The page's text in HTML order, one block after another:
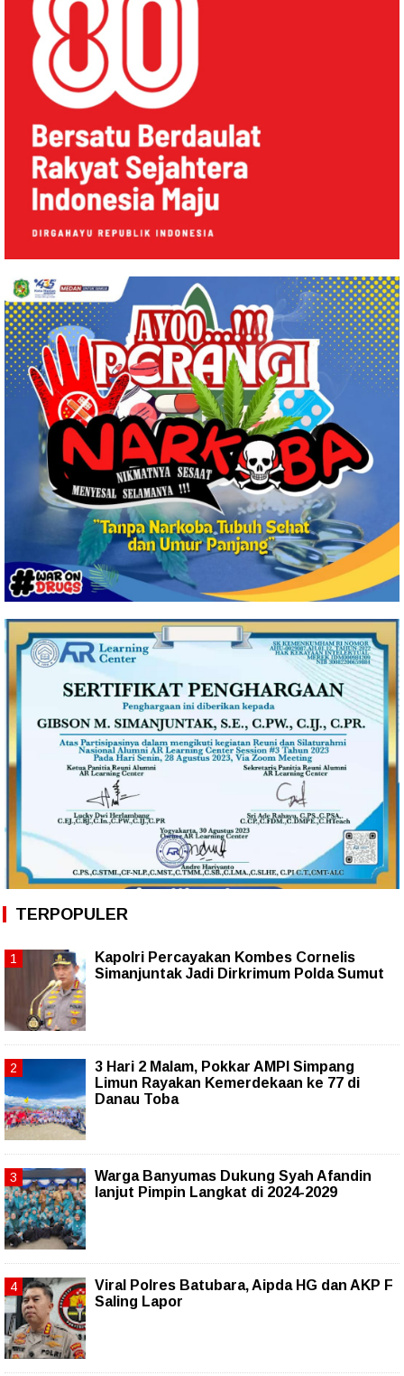
TERPOPULER
Kapolri Percayakan Kombes Cornelis
Simanjuntak Jadi Dirkrimum Polda Sumut
3 Hari 2 Malam, Pokkar AMPI Simpang
Limun Rayakan Kemerdekaan ke 77 di
Danau Toba
Warga Banyumas Dukung Syah Afandin
lanjut Pimpin Langkat di 2024-2029
Viral Polres Batubara, Aipda HG dan AKP F
Saling Lapor